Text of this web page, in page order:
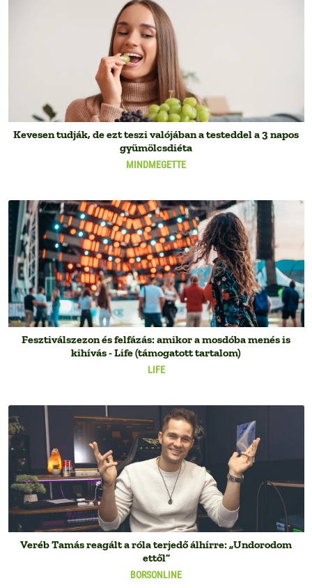
MINDMEGETTE
Kevesen tudják, de ezt teszi valójában a testeddel a 3 napos
gyümölcsdiéta
LIFE
Fesztiválszezon és felfázás: amikor a mosdóba menés is
kihívás - Life (támogatott tartalom)
BORSONLINE
Veréb Tamás reagált a róla terjedő álhírre: „Undorodom
ettől”